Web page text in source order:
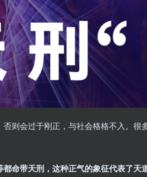
则会过于刚正，与社会格格不入。很
命带天刑，这种正气的象征代表了天